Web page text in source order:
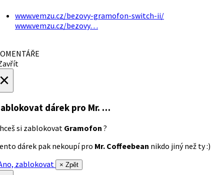
www.vemzu.cz/bezovy-gramofon-switch-ii/
www.vemzu.cz/bezovy…
dárek pro Mr. …
si zablokovat Gramofon ?
dárek pak nekoupí pro Mr. Coffeebean nikdo jiný než ty :)
zablokovat
× Zpět